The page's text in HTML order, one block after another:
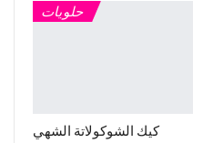
حلويات
كيك الشوكولاتة الشهي